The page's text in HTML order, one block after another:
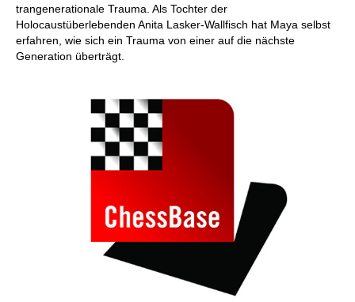
trangenerationale Trauma. Als Tochter der
Holocaustüberlebenden Anita Lasker-Wallfisch hat Maya selbst
erfahren, wie sich ein Trauma von einer auf die nächste
Generation überträgt.